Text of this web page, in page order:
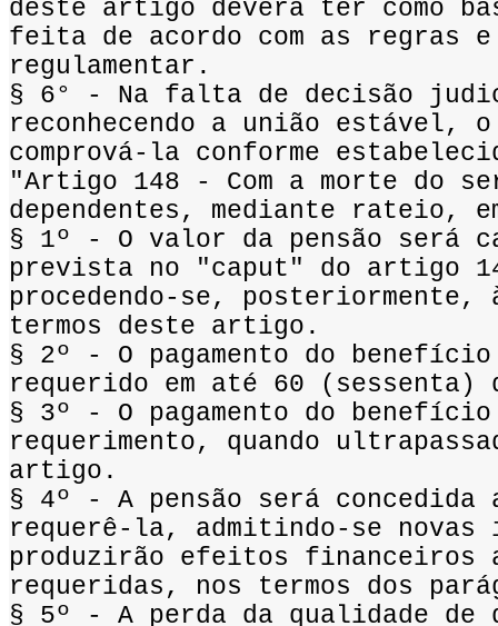
deste artigo deverá ter como
feita de acordo com as regras
regulamentar.
§ 6° - Na falta de decisão
reconhecendo a união estável, o
comprová-la conforme
"Artigo 148 - Com a morte do
dependentes, mediante rateio,
§ 1º - O valor da pensão será
prevista no "caput" do artigo
procedendo-se,
termos deste artigo.
§ 2º - O pagamento do
requerido em até 60
§ 3º - O pagamento do
requerimento, quando
artigo.
§ 4º - A pensão será
requerê-la, admitindo-se novas
produzirão efeitos financeiros
requeridas, nos termos dos
§ 5º - A perda da qualidade de